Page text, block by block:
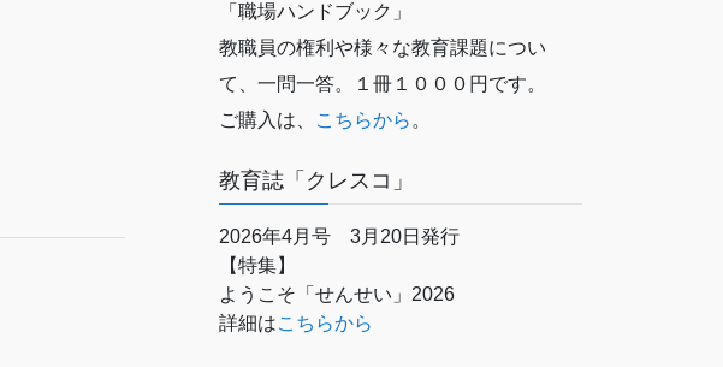
「職場ハンドブック」
教職員の権利や様々な教育課題につい
て、一問一答。１冊１０００円です。
ご購入は、
こちらから 。
教育誌「クレスコ」
2026年4月号 3月20日発行
【特集】
ようこそ「せんせい」2026
詳細はこちらから